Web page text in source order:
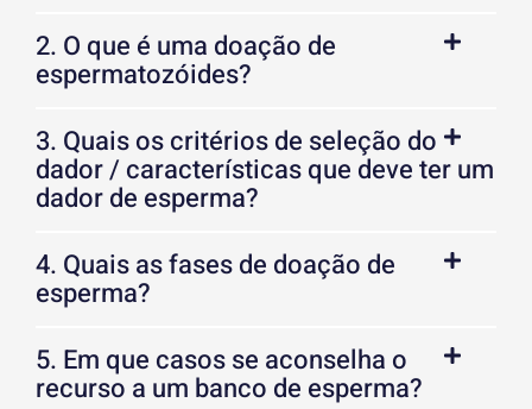
2. O que é uma doação de
espermatozóides?​
3. Quais os critérios de seleção do
dador / características que deve ter um
dador de esperma?
4. Quais as fases de doação de
esperma?
5. Em que casos se aconselha o
recurso a um banco de esperma?